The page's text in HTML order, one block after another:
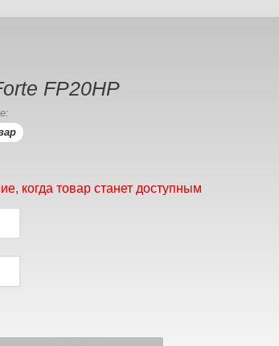
FP20HP
когда товар станет доступным